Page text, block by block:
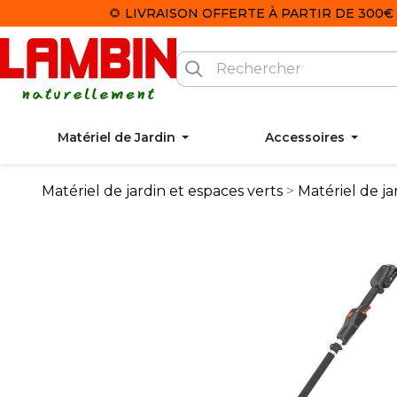
🌻 LIVRAISON OFFERTE À PARTIR DE
Matériel de Jardin Accessoires
Matériel de jardin et espaces verts Matériel de